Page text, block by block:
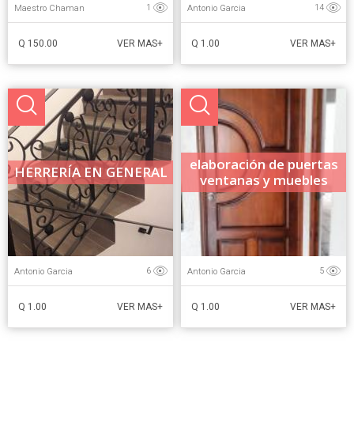
Maestro Chaman 1
Q 150.00 VER MAS+
Antonio Garcia 14
Q 1.00 VER MAS+
HERRERÍA EN GENERAL
Antonio Garcia 6
Q 1.00 VER MAS+
elaboración de puertas
ventanas y muebles
Antonio Garcia 5
Q 1.00 VER MAS+